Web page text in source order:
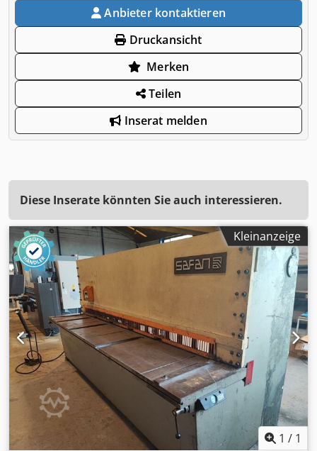
Anbieter kontaktieren
Druckansicht
Merken
Teilen
Inserat melden
Diese Inserate könnten Sie auch interessieren.
Kleinanzeige
1 / 1